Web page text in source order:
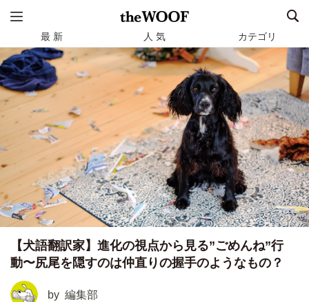
最 新 人 気 カテゴリ
【犬語翻訳家】進化の視点から見る”ごめんね”行
動〜尻尾を隠すのは仲直りの握手のようなもの？
by 編集部